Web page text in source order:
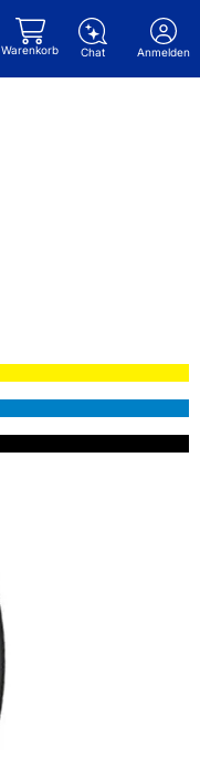
Warenkorb Chat Anmelden